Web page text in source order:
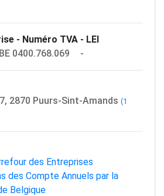
- Numéro TVA - LEI
0400.768.069 -
2870 Puurs-Sint-Amands (1
des Entreprises
des Compte Annuels par la
Belgique